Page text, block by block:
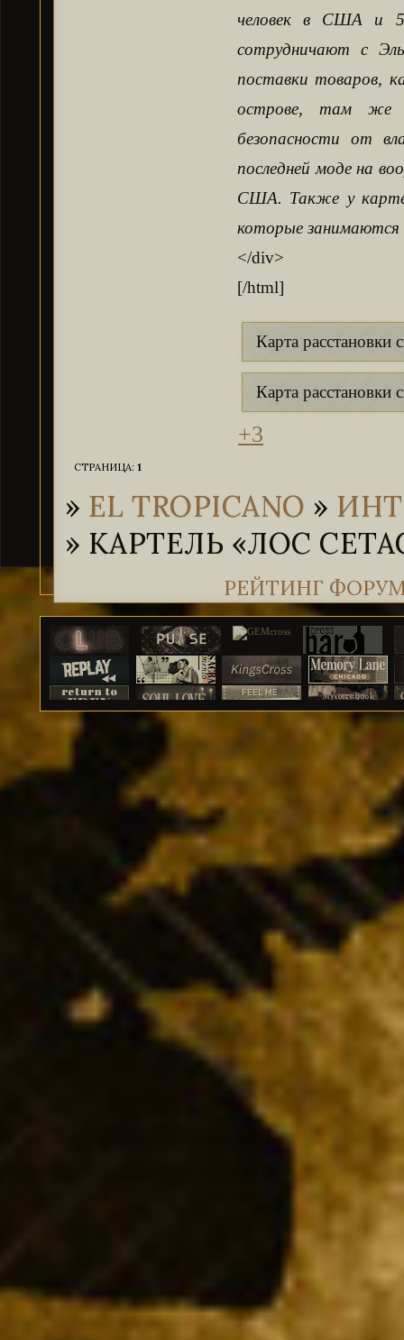
человек в США и
сотрудничают с Эль
поставки товаров,
острове, там же
безопасности от
последней моде на
США. Также у
которые занимаются
</div>
[/html]
Карта расстановки
Карта расстановки
+3
СТРАНИЦА: 1
» EL TROPICANO »
» КАРТЕЛЬ «ЛОС
РЕЙТИНГ